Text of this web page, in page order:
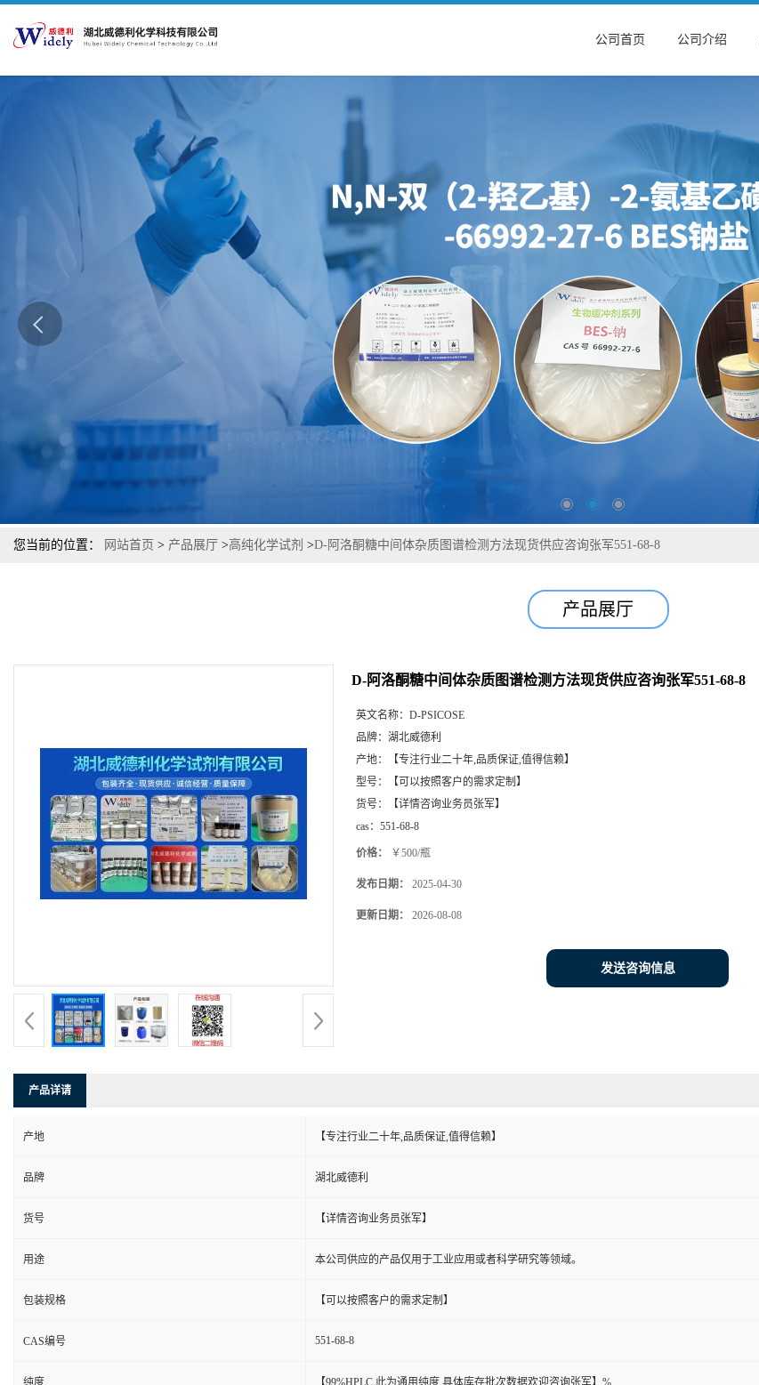
公司首页 公司介绍
您当前的位置： 网站首页 > 产品展厅 >高纯化学试剂 >D-阿洛酮糖中间体杂质图谱检测方法现货供应咨询张军551-68-8
产品展厅
D-阿洛酮糖中间体杂质图谱检测方法现货供应咨询张军551-68-8
英文名称： D-PSICOSE
品牌： 湖北威德利
产地：
【专注行业二十年,品质保证,值得信赖】
型号：
【可以按照客户的需求定制】
货号：
【详情咨询业务员张军】
cas： 551-68-8
价格： ￥500/瓶
发布日期： 2025-04-30
更新日期： 2026-08-08
发送咨询信息
产品详请
产地 【专注行业二十年,品质保证,值得信赖】
品牌 湖北威德利
货号 【详情咨询业务员张军】
用途 本公司供应的产品仅用于工业应用或者科学研究等领域。
包装规格 【可以按照客户的需求定制】
CAS编号 551-68-8
纯度 【99%HPLC,此为通用纯度,具体库存批次数据欢迎咨询张军】%